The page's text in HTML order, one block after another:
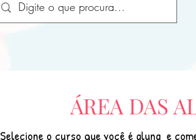
ÁREA DAS
Selecione o curso que você é aluna e